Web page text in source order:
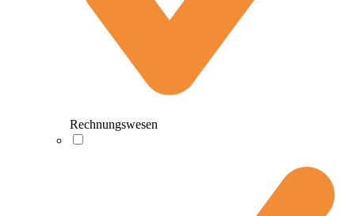
Rechnungswesen